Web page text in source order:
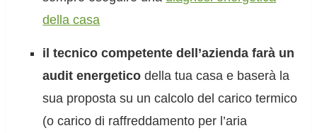
della casa
il tecnico competente dell’azienda farà un
audit energetico della tua casa e baserà la
sua proposta su un calcolo del carico termico
(o carico di raffreddamento per l’aria